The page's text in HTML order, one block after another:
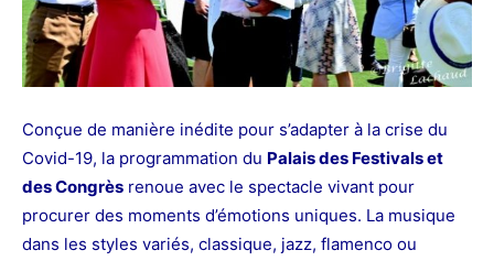
Conçue de manière inédite pour s’adapter à la crise du
Covid-19, la programmation du Palais des Festivals et
des Congrès renoue avec le spectacle vivant pour
procurer des moments d’émotions uniques. La musique
dans les styles variés, classique, jazz, flamenco ou